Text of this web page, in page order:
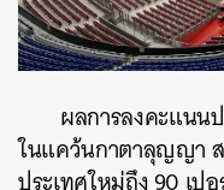
ผลการลงคะแนน
ในแคว้นกาตาลุญญา
ประเทศใหม่ถึง 90 เ